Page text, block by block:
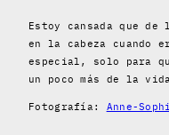
Estoy cansada que
en la cabeza cuando
especial, solo para
un poco más de la
Fotografía: Anne-